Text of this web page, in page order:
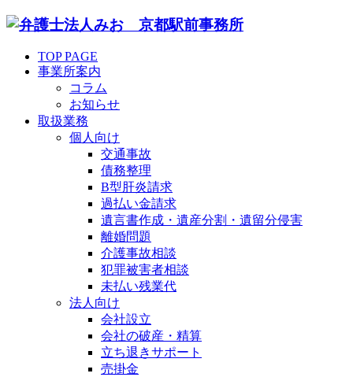
TOP PAGE
事業所案内
コラム
お知らせ
取扱業務
個人向け
交通事故
債務整理
B型肝炎請求
過払い金請求
遺言書作成・遺産分割・遺留分侵害
離婚問題
介護事故相談
犯罪被害者相談
未払い残業代
法人向け
会社設立
会社の破産・精算
立ち退きサポート
売掛金